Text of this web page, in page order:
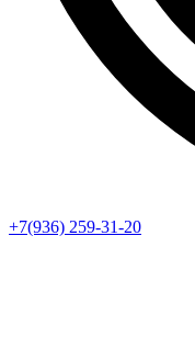
+7(936) 259-31-20